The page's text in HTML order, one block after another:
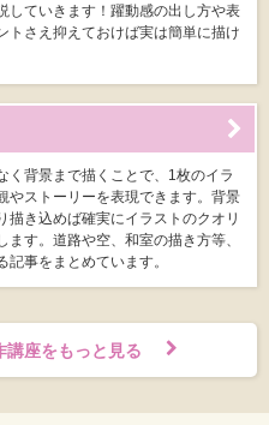
していきます！躍動感の出し方や表
トさえ抑えておけば実は簡単に描け
く背景まで描くことで、1枚のイラ
やストーリーを表現できます。背景
描き込めば確実にイラストのクオリ
ます。道路や空、和室の描き方等、
記事をまとめています。
講座をもっと見る